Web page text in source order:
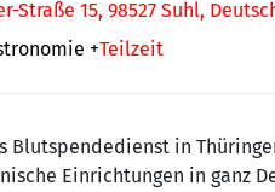
Straße 15, 98527 Suhl,
+Teilzeit
Blutspendedienst in
Einrichtungen in ganz